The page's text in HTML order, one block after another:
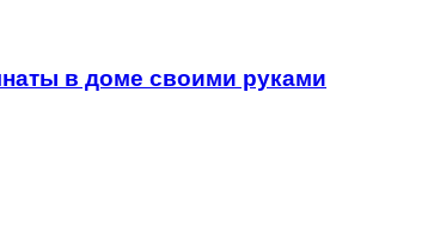
в доме своими руками